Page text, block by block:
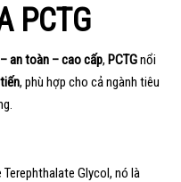
PCTG
an toàn – cao cấp, PCTGnổi
, phù hợp cho cả ngành tiêu
Glycol, nó là